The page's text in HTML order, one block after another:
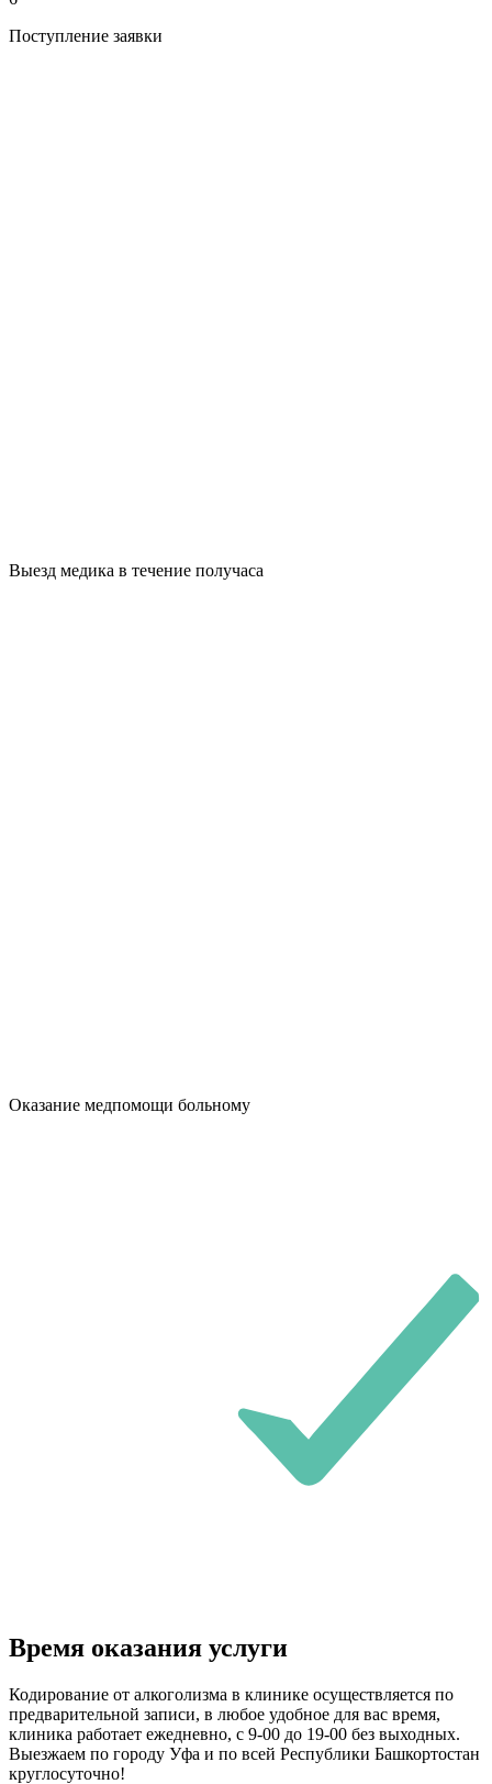
Поступление заявки
Выезд медика в течение получаса
Оказание медпомощи больному
Время оказания услуги
Кодирование от алкоголизма в клинике осуществляется по
предварительной записи, в любое удобное для вас время,
клиника работает ежедневно, с 9-00 до 19-00 без выходных.
Выезжаем по городу Уфа и по всей Республики Башкортостан
круглосуточно!